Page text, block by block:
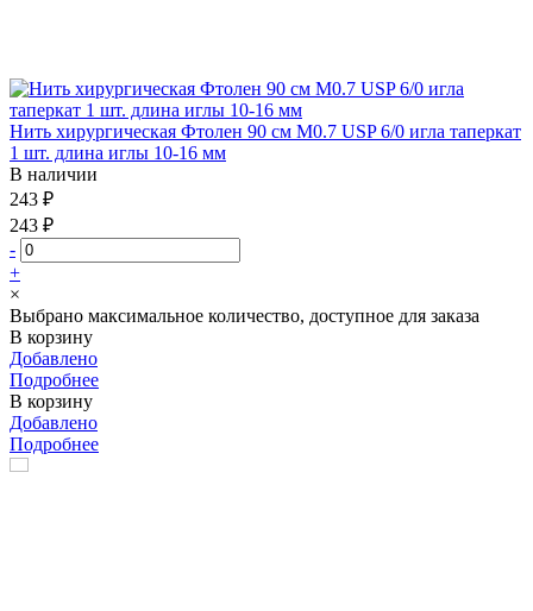
Нить хирургическая Фтолен 90 см М0.7 USP 6/0 игла таперкат
1 шт. длина иглы 10-16 мм
В наличии
243 ₽
243 ₽
-
+
×
Выбрано максимальное количество, доступное для заказа
В корзину
Добавлено
Подробнее
В корзину
Добавлено
Подробнее